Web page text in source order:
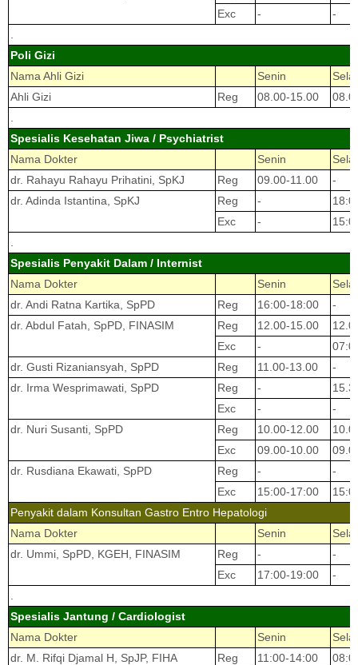
Exc
-
-
Poli Gizi
Nama Ahli Gizi
Senin
Ahli Gizi
Reg 08.00-15.00
Spesialis Kesehatan Jiwa / Psychiatrist
Nama Dokter
Senin
dr. Rahayu Rahayu Prihatini, SpKJ
Reg 09.00-11.00
-
dr. Adinda Istantina, SpKJ
Reg -
Exc
-
Spesialis Penyakit Dalam / Internist
Nama Dokter
Senin
dr. Andi Ratna Kartika, SpPD
Reg 16:00-18:00
-
dr. Abdul Fatah, SpPD, FINASIM
Reg 12.00-15.00
Exc
-
dr. Gusti Rizaniansyah, SpPD
Reg 11.00-13.00
-
dr. Irma Wesprimawati, SpPD
Reg -
Exc
-
-
dr. Nuri Susanti, SpPD
Reg 10.00-12.00
Exc
09.00-10.00
dr. Rusdiana Ekawati, SpPD
Reg -
-
Exc
15:00-17:00
Penyakit dalam Konsultan Gastro Entro Hepatologi
Nama Dokter
Senin
dr. Ummi, SpPD, KGEH, FINASIM
Reg -
-
Exc
17:00-19:00
-
Spesialis Jantung / Cardiologist
Nama Dokter
Senin
dr. M. Rifqi Djamal H, SpJP, FIHA
Reg 11:00-14:00